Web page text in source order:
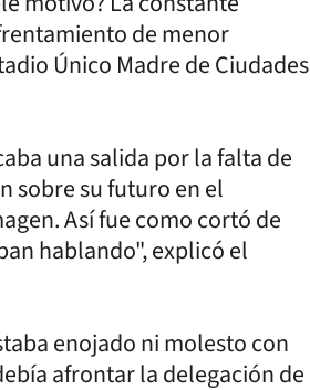
de menor
Único Madre de Ciudades
una salida por la falta de
sobre su futuro en el
Así fue como cortó de
hablando", explicó el
enojado ni molesto con
afrontar la delegación de